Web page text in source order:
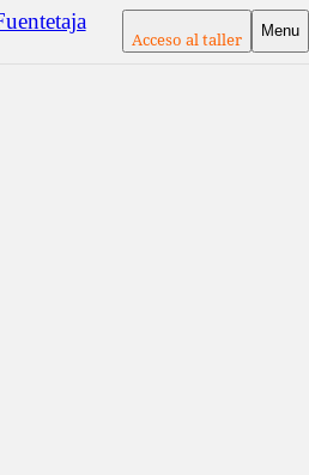
Acceso al taller Menu